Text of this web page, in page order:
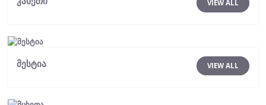
VIEW ALL
VIEW ALL
მესტია